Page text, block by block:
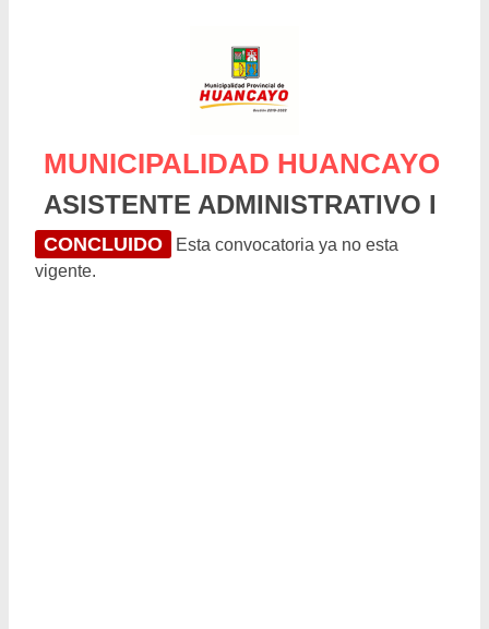
MUNICIPALIDAD HUANCAYO
ASISTENTE ADMINISTRATIVO I
CONCLUIDO
Esta convocatoria ya no esta
vigente.